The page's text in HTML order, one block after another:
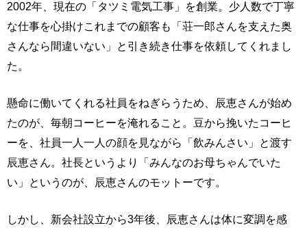
2002年、現在の「タツミ電気工事」を創業。少人数で丁寧
な仕事を心掛けこれまでの顧客も「荘一郎さんを支えた奥
さんなら間違いない」と引き続き仕事を依頼してくれまし
た。
懸命に働いてくれる社員をねぎらうため、辰恵さんが始め
たのが、毎朝コーヒーを淹れること。豆から挽いたコーヒ
ーを、社員一人一人の顔を見ながら「飲みんさい」と渡す
辰恵さん。社長というより「みんなのお母ちゃんでいた
い」というのが、辰恵さんのモットーです。
しかし、新会社設立から3年後、辰恵さんは体に変調を感